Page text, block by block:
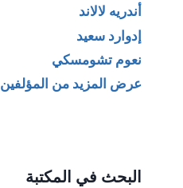
أندريه لالاند
إدوارد سعيد
نعوم تشومسكي
عرض المزيد من المؤلفين
البحث في المكتبة